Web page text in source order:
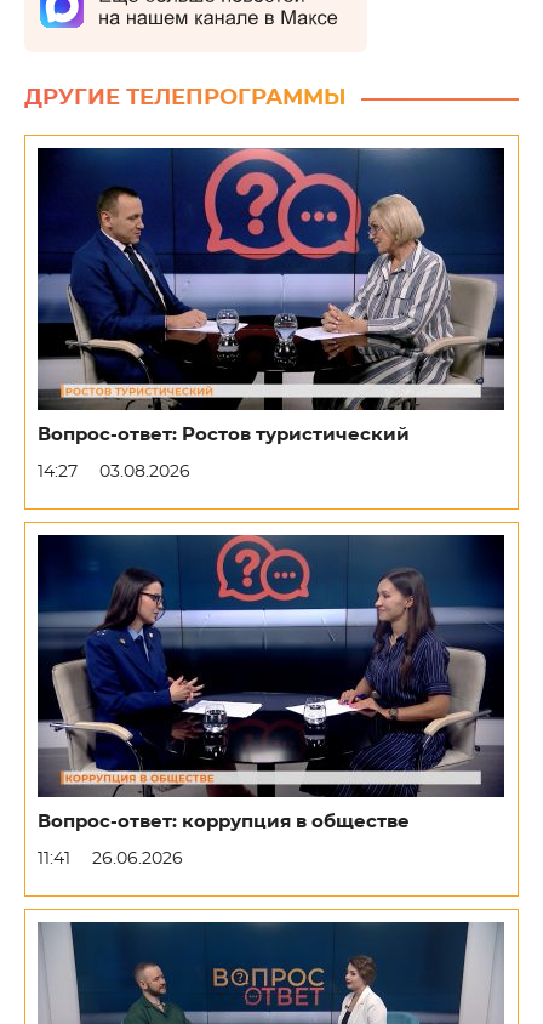
ДРУГИЕ ТЕЛЕПРОГРАММЫ
Вопрос-ответ: Ростов туристический
14:27 03.08.2026
Вопрос-ответ: коррупция в обществе
11:41 26.06.2026